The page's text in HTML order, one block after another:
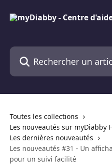
Rechercher un article...
Toutes les collections
Les nouveautés sur myDiabby
Les dernières nouveautés
Les nouveautés #31 - Un
pour un suivi facilité